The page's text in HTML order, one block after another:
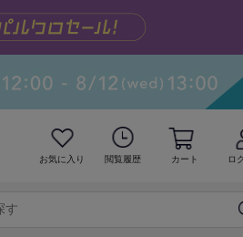
お気に入り 閲覧履歴 カート ロ